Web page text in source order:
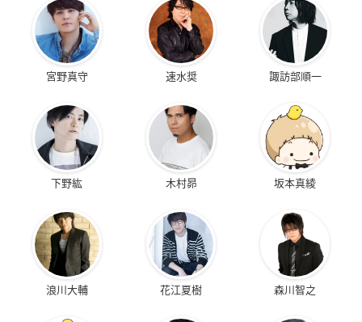
宮野真守 速水奨 諏訪部順一
下野紘 木村昴 坂本真綾
浪川大輔 花江夏樹 森川智之